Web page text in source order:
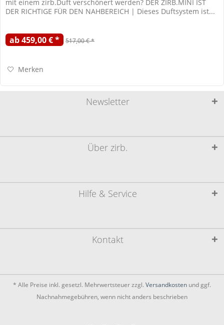
mit einem zirb.Duft verschönert werden? DER ZIRB.MINI IST
DER RICHTIGE FÜR DEN NAHBEREICH | Dieses Duftsystem ist...
ab 459,00 € * 517,00 € *
Merken
Kontakt
Hilfe & Service
Über zirb.
Newsletter
* Alle Preise inkl. gesetzl. Mehrwertsteuer zzgl. Versandkosten und ggf.
Nachnahmegebühren, wenn nicht anders beschrieben